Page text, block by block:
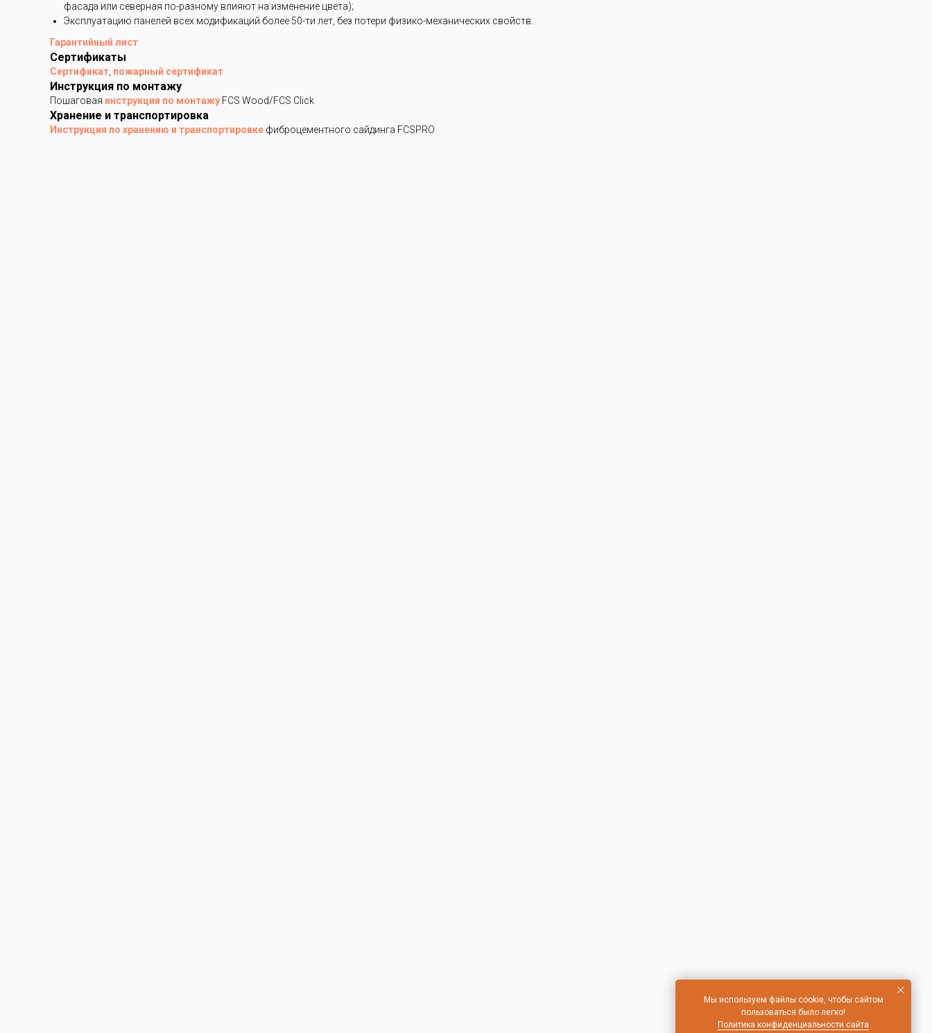
фасада или северная по-разному влияют на изменение цвета);
Эксплуатацию панелей всех модификаций более 50-ти лет, без потери физико-механических свойств.
Гарантийный лист
Сертификаты
Сертификат пожарный сертификат
Инструкция по монтажу
Пошаговая инструкция по монтажу FCS Wood/FCS Click
Хранение и транспортировка
Инструкция по хранению и транспортировке фиброцементного сайдинга FCSPRO
Мы используем файлы cookie, чтобы сайтом
пользоваться было легко!
Политика конфиденциальности сайта